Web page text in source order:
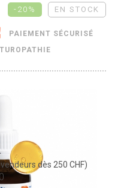
dès 250 CHF)
0
-20% EN STOCK
PAIEMENT SÉCURISÉ